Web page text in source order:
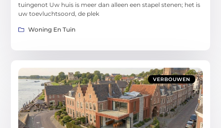
tuingenot Uw huis is meer dan alleen een stapel stenen; het is
uw toevluchtsoord, de plek
Woning En Tuin
VERBOUWEN